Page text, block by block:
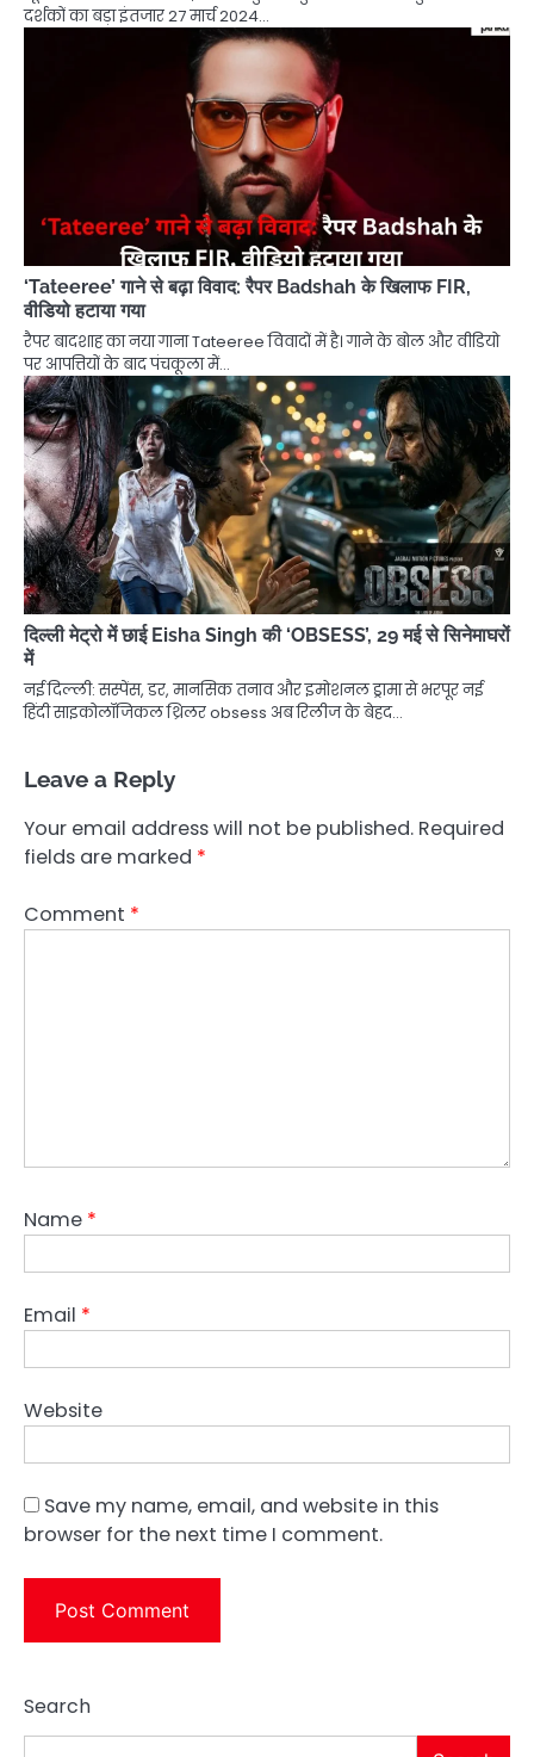
दर्शकों का बड़ा इंतजार 27 मार्च 2024…
‘Tateeree’ गाने से बढ़ा विवाद: रैपर Badshah के खिलाफ FIR,
वीडियो हटाया गया
रैपर बादशाह का नया गाना Tateeree विवादों में है। गाने के बोल और वीडियो
पर आपत्तियों के बाद पंचकूला में…
दिल्ली मेट्रो में छाई Eisha Singh की ‘OBSESS’, 29 मई से सिनेमाघरों
में
नई दिल्ली: सस्पेंस, डर, मानसिक तनाव और इमोशनल ड्रामा से भरपूर नई
हिंदी साइकोलॉजिकल थ्रिलर obsess अब रिलीज के बेहद…
Leave a Reply
Your email address will not be published. Required
fields are marked *
Comment *
Name *
Email *
Website
Save my name, email, and website in this
browser for the next time I comment.
Search